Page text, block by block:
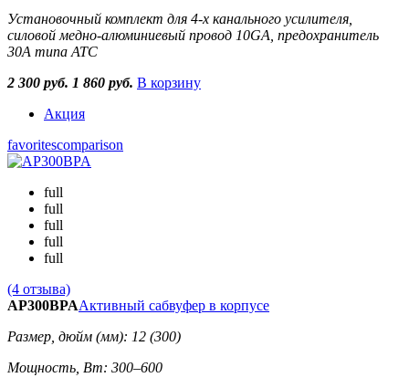
Установочный комплект для 4-х канального усилителя,
силовой медно-алюминиевый провод 10GA, предохранитель
30А типа ATC
2 300 руб. 1 860 руб. В корзину
Акция
favoritescomparison
full
full
full
full
full
(4 отзыва)
AP300BPAАктивный сабвуфер в корпусе
Размер, дюйм (мм): 12 (300)
Мощность, Вт: 300–600